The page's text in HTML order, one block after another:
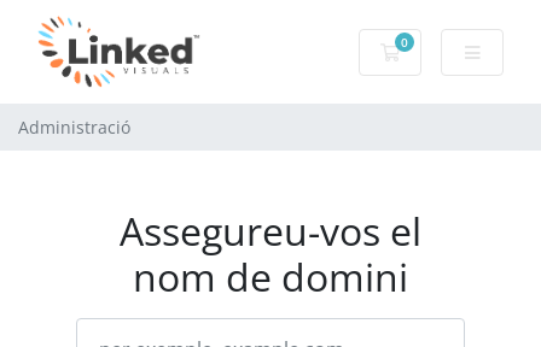
0
Carro de
Administració
Assegureu-vos el
nom de domini